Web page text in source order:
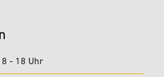
8 - 18 Uhr